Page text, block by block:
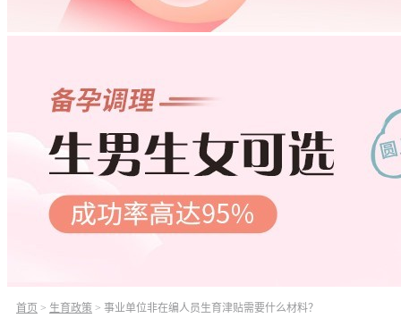
首页 > 生育政策 > 事业单位非在编人员生育津贴需要什么材料？